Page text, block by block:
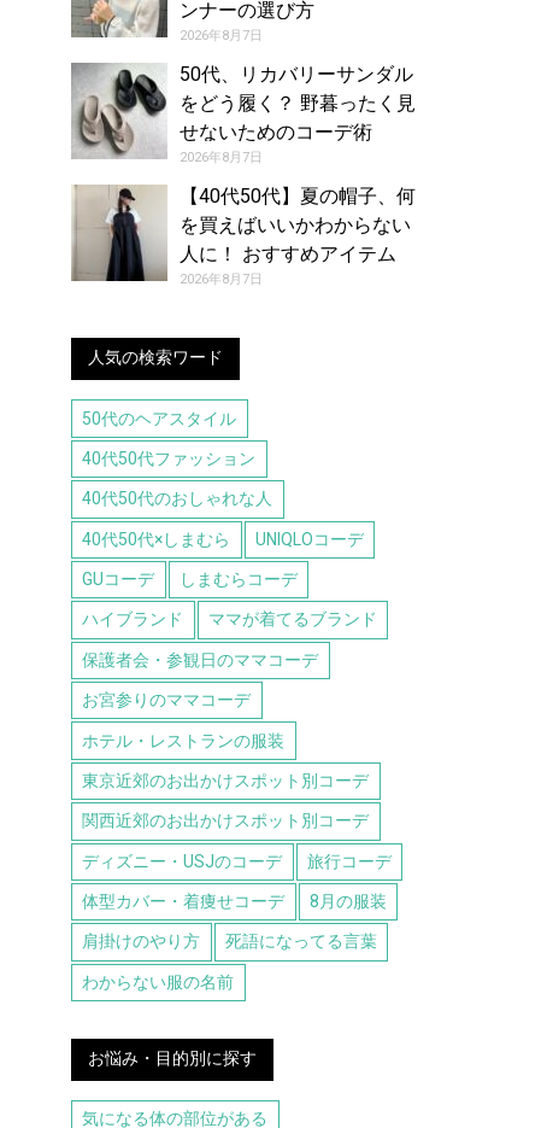
ンナーの選び方
2026年8月7日
50代、リカバリーサンダル
をどう履く？ 野暮ったく見
せないためのコーデ術
2026年8月7日
【40代50代】夏の帽子、何
を買えばいいかわからない
人に！ おすすめアイテム
（8/7号）
2026年8月7日
人気の検索ワード
50代のヘアスタイル
40代50代ファッション
40代50代のおしゃれな人
40代50代×しまむら UNIQLOコーデ
GUコーデ しまむらコーデ
ハイブランド ママが着てるブランド
保護者会・参観日のママコーデ
お宮参りのママコーデ
ホテル・レストランの服装
東京近郊のお出かけスポット別コーデ
関西近郊のお出かけスポット別コーデ
ディズニー・USJのコーデ 旅行コーデ
体型カバー・着痩せコーデ 8月の服装
肩掛けのやり方 死語になってる言葉
わからない服の名前
お悩み・目的別に探す
気になる体の部位がある